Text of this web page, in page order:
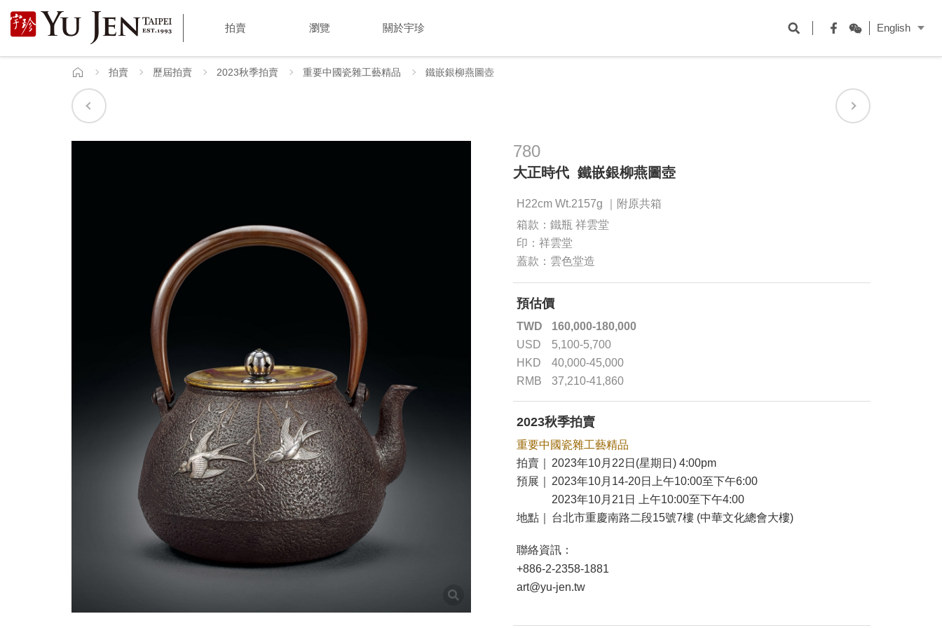
宇
珍
拍賣 瀏覽 關於宇珍
Facebook
WeChat
English
首
頁
拍賣 歷屆拍賣 2023秋季拍賣 重要中國瓷雜工藝精品 鐵嵌銀柳燕圖壺
780
大正時代 鐵嵌銀柳燕圖壺
H22cm Wt.2157g ｜附原共箱
箱款：鐵瓶 祥雲堂
印：祥雲堂
蓋款：雲色堂造
預估價
TWD
160,000-180,000
USD
5,100-5,700
HKD
40,000-45,000
RMB
37,210-41,860
2023秋季拍賣
重要中國瓷雜工藝精品
拍賣｜
2023年10月22日(星期日) 4:00pm
預展｜
2023年10月14-20日上午10:00至下午6:00
2023年10月21日 上午10:00至下午4:00
地點｜
台北市重慶南路二段15號7樓 (中華文化總會大樓)
聯絡資訊：
+886-2-2358-1881
art@yu-jen.tw